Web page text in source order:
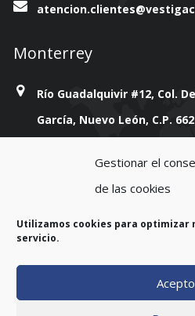
Gestionar el
de las cookies
Utilizamos cookies para optimizar
servicio.
Acepto
Monterrey
Río Guadalquivir #12, Col.
García, Nuevo León, C.P.
Copyright 2023. All